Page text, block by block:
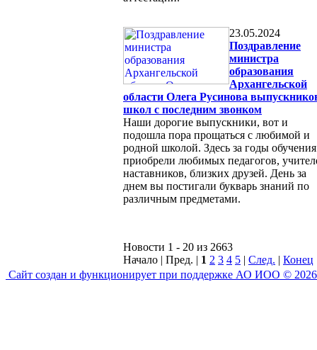
23.05.2024
Поздравление
министра
образования
Архангельской
области Олега Русинова
школ с последним звонком
Наши дорогие выпускники, вот и
подошла пора прощаться с любимой и
родной школой. Здесь за годы обучения
приобрели любимых педагогов,
наставников, близких друзей. День за
днем вы постигали букварь знаний по
различным предметами.
Новости 1 - 20 из 2663
Начало | Пред. | 1 2 3 4 5 | След. | Конец
Сайт создан и функционирует при поддержке АО ИОО © 2026